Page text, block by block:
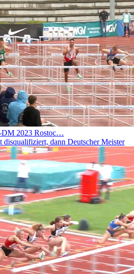
DM 2023 Rostoc…
disqualifiziert, dann Deutscher Meister